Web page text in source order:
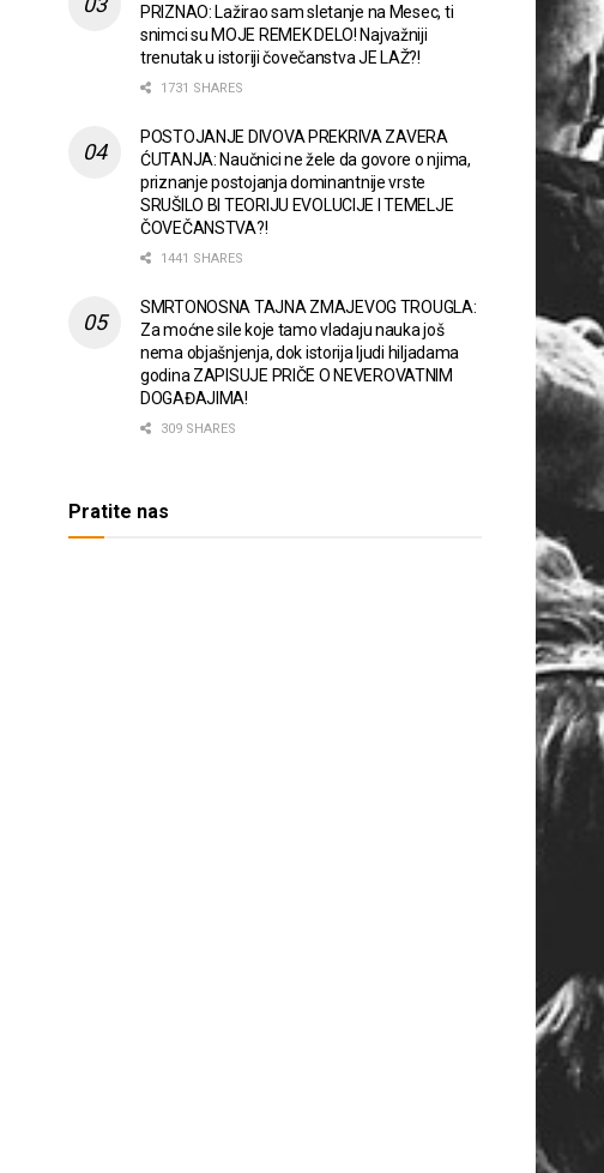
PRIZNAO: Lažirao sam sletanje na Mesec, ti
snimci su MOJE REMEK DELO! Najvažniji
trenutak u istoriji čovečanstva JE LAŽ?!
1731 SHARES
POSTOJANJE DIVOVA PREKRIVA ZAVERA
ĆUTANJA: Naučnici ne žele da govore o njima,
priznanje postojanja dominantnije vrste
SRUŠILO BI TEORIJU EVOLUCIJE I TEMELJE
ČOVEČANSTVA?!
1441 SHARES
SMRTONOSNA TAJNA ZMAJEVOG TROUGLA:
Za moćne sile koje tamo vladaju nauka još
nema objašnjenja, dok istorija ljudi hiljadama
godina ZAPISUJE PRIČE O NEVEROVATNIM
DOGAĐAJIMA!
309 SHARES
Pratite nas